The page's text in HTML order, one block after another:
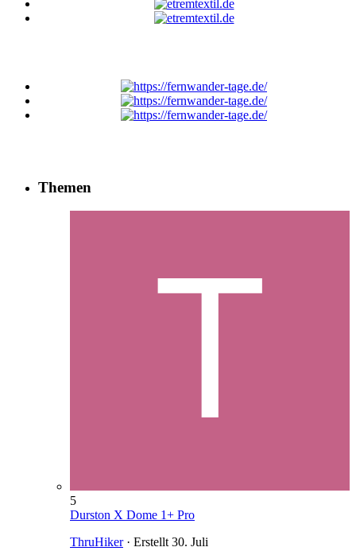
Themen
5
Durston X Dome 1+ Pro
ThruHiker· Erstellt 30. Juli